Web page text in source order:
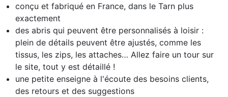
conçu et fabriqué en France, dans le Tarn plus
exactement
des abris qui peuvent être personnalisés à loisir :
plein de détails peuvent être ajustés, comme les
tissus, les zips, les attaches… Allez faire un tour sur
le site, tout y est détaillé !
une petite enseigne à l'écoute des besoins clients,
des retours et des suggestions